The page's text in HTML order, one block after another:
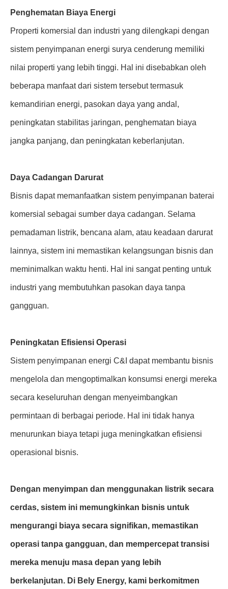
Penghematan Biaya Energi
Properti komersial dan industri yang dilengkapi dengan
sistem penyimpanan energi surya cenderung memiliki
nilai properti yang lebih tinggi. Hal ini disebabkan oleh
beberapa manfaat dari sistem tersebut termasuk
kemandirian energi, pasokan daya yang andal,
peningkatan stabilitas jaringan, penghematan biaya
jangka panjang, dan peningkatan keberlanjutan.
Daya Cadangan Darurat
Bisnis dapat memanfaatkan sistem penyimpanan baterai
komersial sebagai sumber daya cadangan. Selama
pemadaman listrik, bencana alam, atau keadaan darurat
lainnya, sistem ini memastikan kelangsungan bisnis dan
meminimalkan waktu henti. Hal ini sangat penting untuk
industri yang membutuhkan pasokan daya tanpa
gangguan.
Peningkatan Efisiensi Operasi
Sistem penyimpanan energi C&I dapat membantu bisnis
mengelola dan mengoptimalkan konsumsi energi mereka
secara keseluruhan dengan menyeimbangkan
permintaan di berbagai periode. Hal ini tidak hanya
menurunkan biaya tetapi juga meningkatkan efisiensi
operasional bisnis.
Dengan menyimpan dan menggunakan listrik secara
cerdas, sistem ini memungkinkan bisnis untuk
mengurangi biaya secara signifikan, memastikan
operasi tanpa gangguan, dan mempercepat transisi
mereka menuju masa depan yang lebih
berkelanjutan. Di Bely Energy, kami berkomitmen